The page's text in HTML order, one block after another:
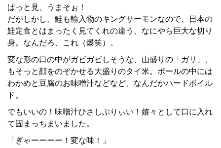
ぱっと見、うまそぉ！
だがしかし、鮭も輸入物のキングサーモンなので、日本の
鮭定食とはまったく見てくれの違う、なにやら巨大な切り
身。なんだろ、これ（爆笑）。
変な形の口の中がガビガビしそうな、山盛りの「ガリ」、
もそっと顔をのぞかせる大盛りのタイ米。ボールの中には
わかめと豆腐のお味噌汁などなど、なんだかハードボイル
ド。
でもいいの！味噌汁ひさしぶりぃい！嬉々として口に入れ
て固まっちまいました。
「ぎゃーーーー！変な味！」